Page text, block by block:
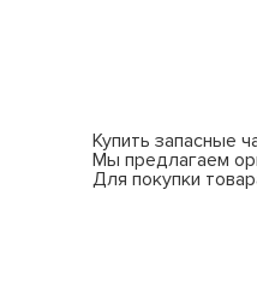
Купить запасные
Мы предлагаем
Для покупки